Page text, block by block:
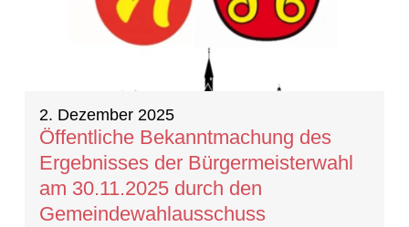
2. Dezember 2025
Öffentliche Bekanntmachung des
Ergebnisses der Bürgermeisterwahl
am 30.11.2025 durch den
Gemeindewahlausschuss